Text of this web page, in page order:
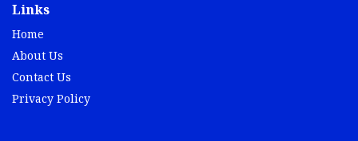
Links
Home
About Us
Contact Us
Privacy Policy